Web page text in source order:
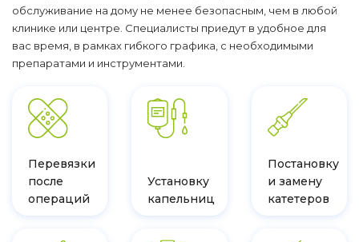
обслуживание на дому не менее безопасным, чем в любой
клинике или центре. Специалисты приедут в удобное для
вас время, в рамках гибкого графика, с необходимыми
препаратами и инструментами.
Перевязки
после
операций
Установку
капельниц
Постановку
и замену
катетеров